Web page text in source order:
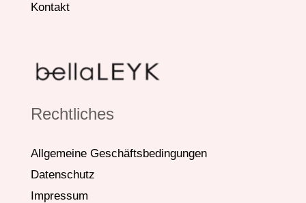
Kontakt
Rechtliches
Allgemeine Geschäftsbedingungen
Datenschutz
Impressum